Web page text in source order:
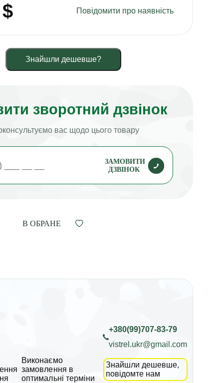
$ Повідомити про наявність
Знайшли дешевше?
зворотний дзвінок
вас щодо цього товару
ЗАМОВИТИ
ДЗВІНОК
В ОБРАНЕ
+380(99)707-83-79
vistrel.ukr@gmail.com
Виконаємо
замовлення в
оптимальні терміни
Знайшли дешевше,
повідомте нам